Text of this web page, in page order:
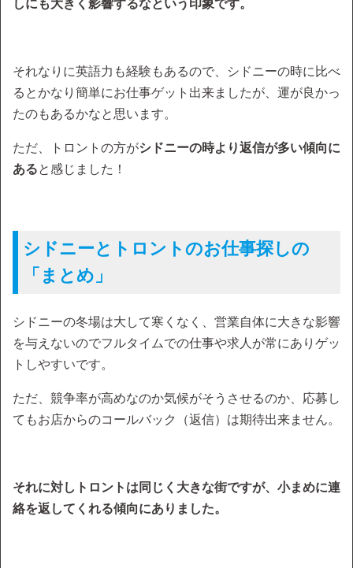
しにも大きく影響するなという印象です。
それなりに英語力も経験もあるので、シドニーの時に比べ
るとかなり簡単にお仕事ゲット出来ましたが、運が良かっ
たのもあるかなと思います。
ただ、トロントの方がシドニーの時より返信が多い傾向に
あると感じました！
シドニーとトロントのお仕事探しの
「まとめ」
シドニーの冬場は大して寒くなく、営業自体に大きな影響
を与えないのでフルタイムでの仕事や求人が常にありゲッ
トしやすいです。
ただ、競争率が高めなのか気候がそうさせるのか、応募し
てもお店からのコールバック（返信）は期待出来ません。
それに対しトロントは同じく大きな街ですが、小まめに連
絡を返してくれる傾向にありました。